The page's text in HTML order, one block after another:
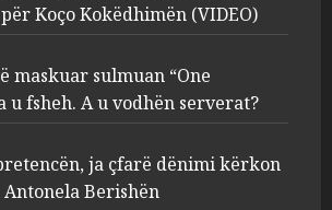
FOTO/ Persona të maskuar
sulmuan “One Albania”,
ngjarja u fsheh. A u vodhën
serverat?
MARCH 25, 2025
Prokuroria jep pretencën, ja
Koço Kokëdhimën (VIDEO)
maskuar sulmuan “One
u fsheh. A u vodhën serverat?
ja çfarë dënimi kërkon
Berishën